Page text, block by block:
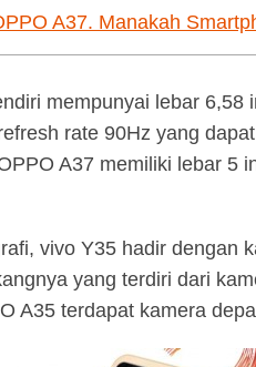
A37. Manakah
mempunyai lebar
rate 90Hz yang
A37 memiliki lebar 5
vivo Y35 hadir dengan
yang terdiri dari
A35 terdapat kamera